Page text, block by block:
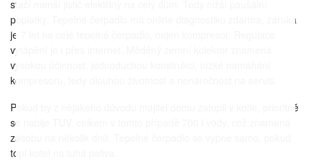
stačí menší jistič elektřiny na celý dům. Tedy nižší paušální
poplatky. Tepelné čerpadlo má online diagnostiku zdarma, záruka
je 7 let na celé tepelné čerpadlo, nejen kompresor. Regulace
vytápění je i přes internet. Měděný zemní kolektor znamená
vysokou účinnost, jednoduchou konstrukci, nízké namáhání
kompresoru, tedy dlouhou životnost a nenáročnost na servis.
Pokud by z nějakého důvodu majitel domu zatopil v kotle, prioritně
se nabije TUV, celkem v tomto případě 700 l vody, což znamená
zásobu na několik dnů. Tepelné čerpadlo se vypne samo, pokud
topí kotel na tuhá paliva.